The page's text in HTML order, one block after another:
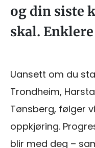
og din siste
skal.
Uansett om du
Trondheim,
Tønsberg, følger
oppkjøring.
blir med deg –